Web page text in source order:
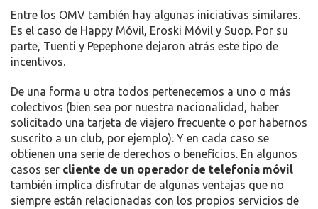
Entre los OMV también hay algunas iniciativas similares.
Es el caso de Happy Móvil, Eroski Móvil y Suop. Por su
parte, Tuenti y Pepephone dejaron atrás este tipo de
incentivos.
De una forma u otra todos pertenecemos a uno o más
colectivos (bien sea por nuestra nacionalidad, haber
solicitado una tarjeta de viajero frecuente o por habernos
suscrito a un club, por ejemplo). Y en cada caso se
obtienen una serie de derechos o beneficios. En algunos
casos ser cliente de un operador de telefonía móvil
también implica disfrutar de algunas ventajas que no
siempre están relacionadas con los propios servicios de